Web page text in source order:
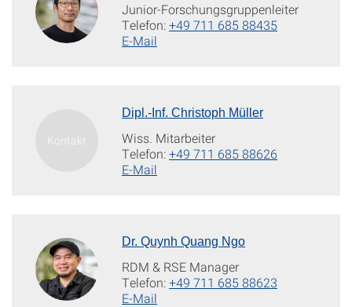
Junior-Forschungsgruppenleiter
Telefon:+49 711 685 88435
E-Mail
Dipl.-Inf. Christoph Müller
Wiss. Mitarbeiter
Telefon:+49 711 685 88626
E-Mail
Dr. Quynh Quang Ngo
RDM & RSE Manager
Telefon:+49 711 685 88623
E-Mail